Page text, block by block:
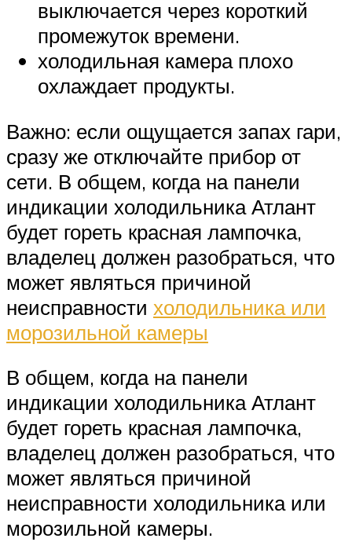
выключается через короткий
промежуток времени.
холодильная камера плохо
охлаждает продукты.
Важно: если ощущается запах гари,
сразу же отключайте прибор от
сети. В общем, когда на панели
индикации холодильника Атлант
будет гореть красная лампочка,
владелец должен разобраться, что
может являться причиной
неисправности холодильника или
морозильной камеры
В общем, когда на панели
индикации холодильника Атлант
будет гореть красная лампочка,
владелец должен разобраться, что
может являться причиной
неисправности холодильника или
морозильной камеры.